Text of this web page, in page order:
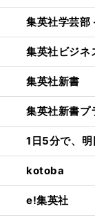
集英社学芸部
集英社ビジネ
集英社新書
集英社新書プ
1日5分で、
kotoba
e!集英社